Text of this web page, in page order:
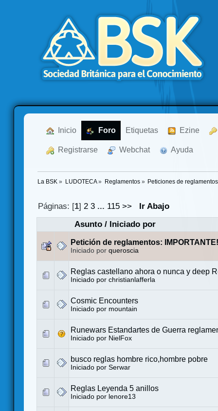
Inicio Foro Etiquetas Ezine
Registrarse Webchat Ayuda
La BSK » LUDOTECA» Reglamentos» Peticiones de reglamentos
Páginas: [1]2 3 ... 115 >>
Ir Abajo
Asunto/ Iniciado por
Petición de reglamentos: IMPORTANTE!
Iniciado por queroscia
Reglas castellano ahora o nunca y deep
Iniciado por christianlafferla
Cosmic Encounters
Iniciado por mountain
Runewars Estandartes de Guerra
Iniciado por NielFox
busco reglas hombre rico,hombre pobre
Iniciado por Serwar
Reglas Leyenda 5 anillos
Iniciado por lenore13